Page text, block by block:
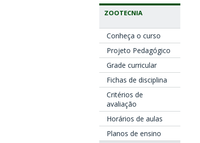
ZOOTECNIA
Conheça o curso
Projeto Pedagógico
Grade curricular
Fichas de disciplina
Critérios de
avaliação
Horários de aulas
Planos de ensino